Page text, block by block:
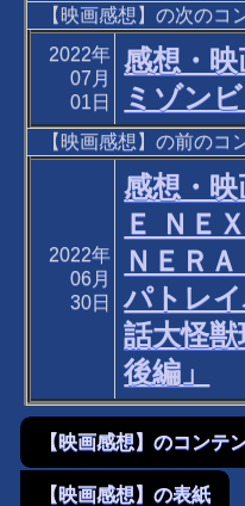
【映画感想】の次のコ
2022年
07月
01日
感想・
ミゾンビ
【映画感想】の前のコ
2022年
06月
30日
感想・映
Ｅ ＮＥ
ＮＥＲ
パトレ
話大怪獣
後編」
【映画感想】のコンテ
【映画感想】の表紙